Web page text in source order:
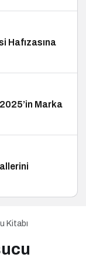
Hafızasına
Marka
Kitabı